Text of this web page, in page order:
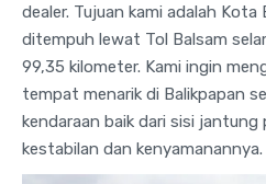
dealer. Tujuan kami adalah
ditempuh lewat Tol Balsam
99,35 kilometer. Kami ingin
tempat menarik di Balikpapan
kendaraan baik dari sisi
kestabilan dan kenyamanannya.